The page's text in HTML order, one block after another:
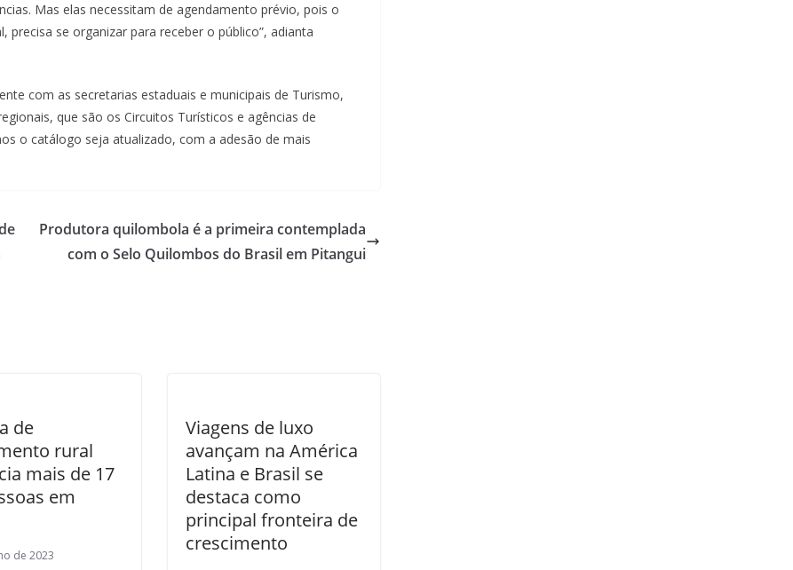
Mas elas necessitam de agendamento prévio, pois o
se organizar para receber o público”, adianta
com as secretarias estaduais e municipais de Turismo,
que são os Circuitos Turísticos e agências de
o catálogo seja atualizado, com a adesão de mais
Produtora quilombola é a primeira contemplada
com o Selo Quilombos do Brasil em Pitangui
de
rural
mais de 17
em
de 2023
Viagens de luxo
avançam na América
Latina e Brasil se
destaca como
principal fronteira de
crescimento